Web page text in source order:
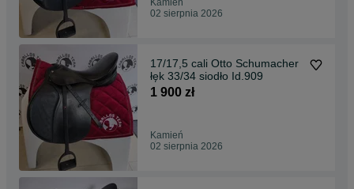
Kamień
02 sierpnia 2026
17/17,5 cali Otto Schumacher
łęk 33/34 siodło Id.909
1 900 zł
Kamień
02 sierpnia 2026